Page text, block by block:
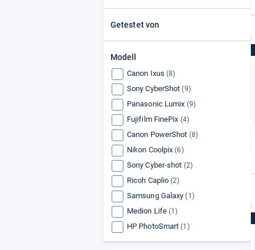
Getestet von
Modell
Canon Ixus (8)
Sony CyberShot (9)
Panasonic Lumix (9)
Fujifilm FinePix (4)
Canon PowerShot (8)
Nikon Coolpix (6)
Sony Cyber-shot (2)
Ricoh Caplio (2)
Samsung Galaxy (1)
Medion Life (1)
HP PhotoSmart (1)